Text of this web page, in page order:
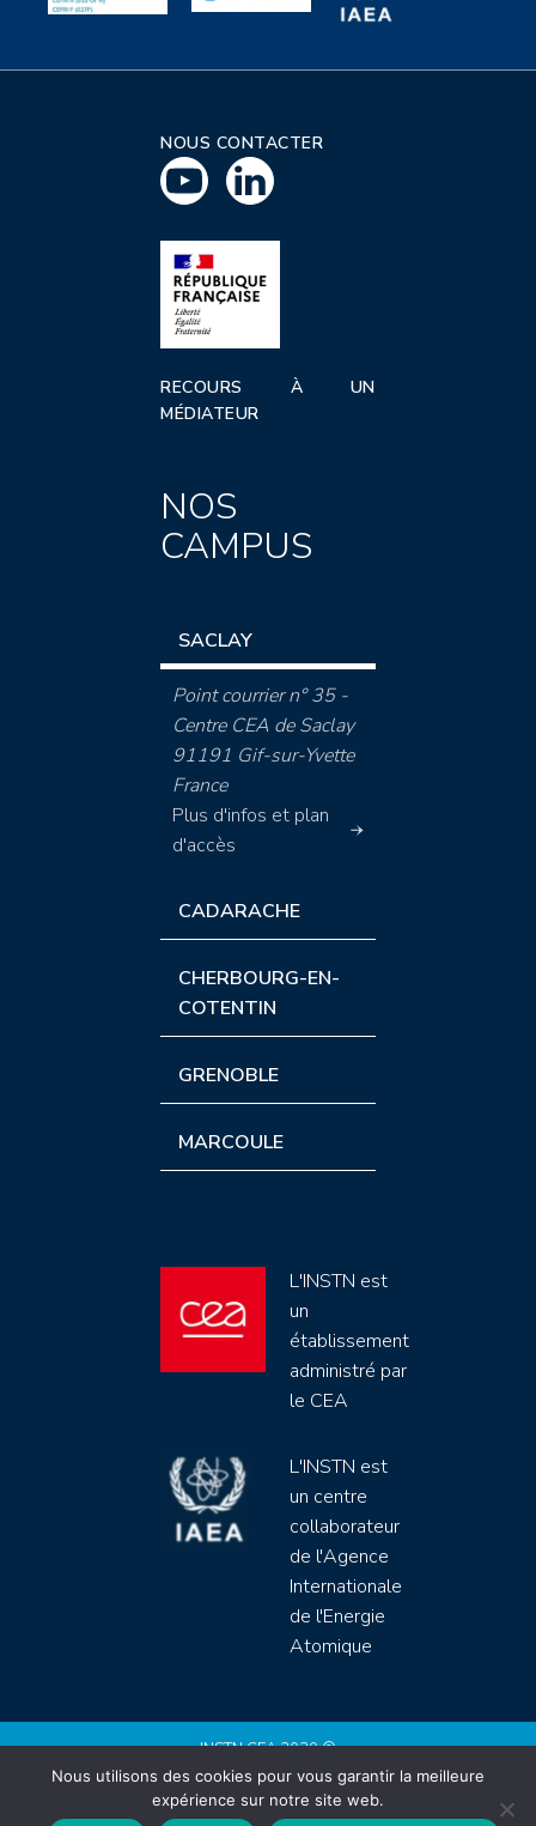
NOUS CONTACTER
RECOURS À UN
MÉDIATEUR
NOS
CAMPUS
SACLAY
Point courrier n° 35 -
Centre CEA de Saclay
91191 Gif-sur-Yvette
France
Plus d'infos et plan
d'accès
CADARACHE
CHERBOURG-EN-
COTENTIN
GRENOBLE
MARCOULE
L'INSTN est
un
établissement
administré par
le CEA
L'INSTN est
un centre
collaborateur
de l'Agence
Internationale
de l'Energie
Atomique
INSTN CEA 2020 ©
Politique de protection de données (rgpd)
Règlement intérieur
Mentions légales
Nous utilisons des cookies pour vous garantir la meilleure
expérience sur notre site web.